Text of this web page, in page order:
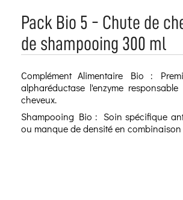
Pack Bio 5 - Chute de
de shampooing 300 ml
Complément Alimentaire Bio :
alpharéductase l'enzyme
cheveux.
Shampooing Bio : Soin spécifique
ou manque de densité en